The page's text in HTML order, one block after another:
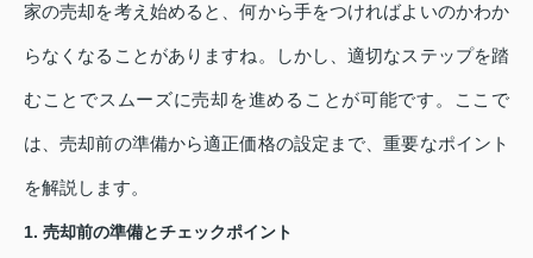
家の売却を考え始めると、何から手をつければよいのかわか
らなくなることがありますね。しかし、適切なステップを踏
むことでスムーズに売却を進めることが可能です。ここで
は、売却前の準備から適正価格の設定まで、重要なポイント
を解説します。
1. 売却前の準備とチェックポイント